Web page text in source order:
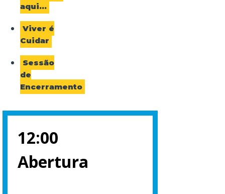
aqui…
Viver é
Cuidar
Sessão
de
Encerramento
12:00
Abertura